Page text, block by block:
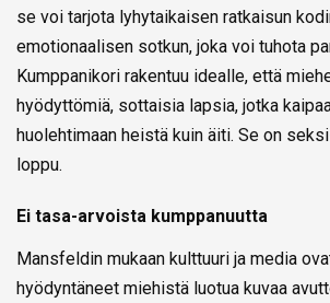
se voi tarjota lyhytaikaisen ratkaisun
emotionaalisen sotkun, joka voi tuhota
Kumppanikori rakentuu idealle, että
hyödyttömiä, sottaisia lapsia, jotka
huolehtimaan heistä kuin äiti. Se on
loppu.
Ei tasa-arvoista kumppanuutta
Mansfeldin mukaan kulttuuri ja media
hyödyntäneet miehistä luotua kuvaa